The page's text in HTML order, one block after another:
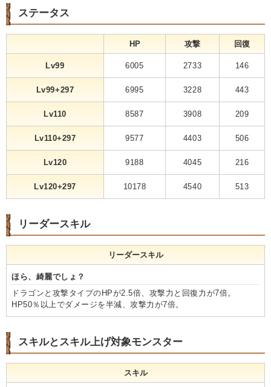
ステータス
HP 攻撃 回復
Lv99 6005 2733 146
Lv99+297 6995 3228 443
Lv110 8587 3908 209
Lv110+297 9577 4403 506
Lv120 9188 4045 216
Lv120+297 10178 4540 513
リーダースキル
リーダースキル
ほら、綺麗でしょ？
ドラゴンと攻撃タイプのHPが2.5倍、攻撃力と回復力が7倍。
HP50％以上でダメージを半減、攻撃力が7倍。
スキルとスキル上げ対象モンスター
スキル